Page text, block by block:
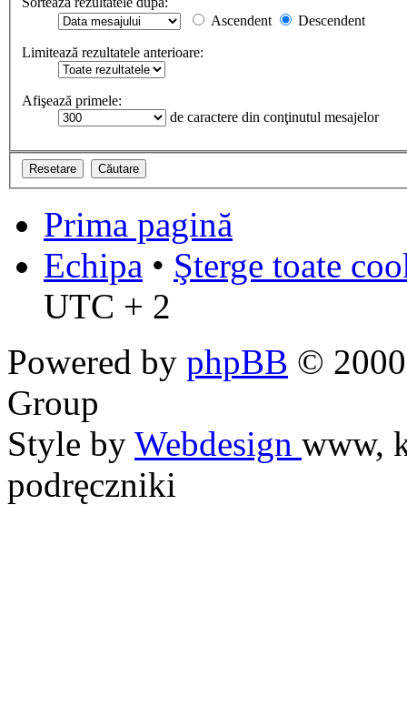
Ascendent
Descendent
Limitează rezultatele anterioare:
Afişează primele:
de caractere din conţinutul mesajelor
Prima pagină
Echipa • Şterge toate
UTC + 2
Powered by phpBB ©
Group
Style by Webdesign www,
podręczniki